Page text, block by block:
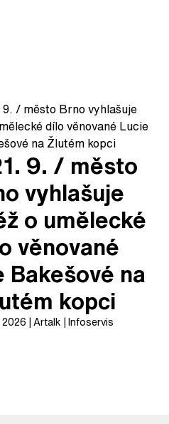
9. / město
vyhlašuje
o umělecké
věnované
Bakešové na
kopci
Artalk Infoservis